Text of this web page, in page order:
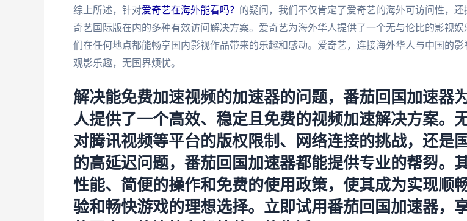
综上所述，针对爱奇艺在海外能看吗？ 的疑问，我们不仅肯定了爱奇艺的海外可访问性，还
奇艺国际版在内的多种有效访问解决方案。爱奇艺为海外华人提供了一个无与伦比的影视
们在任何地点都能畅享国内影视作品带来的乐趣和感动。爱奇艺，连接海外华人与中国的
观影乐趣，无国界烦忧。
解决能免费加速视频的加速器的问题，番茄回国加速器
人提供了一个高效、稳定且免费的视频加速解决方案。
对腾讯视频等平台的版权限制、网络连接的挑战，还是
的高延迟问题，番茄回国加速器都能提供专业的帮劽。
性能、简便的操作和免费的使用政策，使其成为实现顺
验和畅快游戏的理想选择。立即试用番茄回国加速器，